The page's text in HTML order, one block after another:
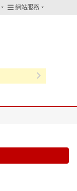
網站服務